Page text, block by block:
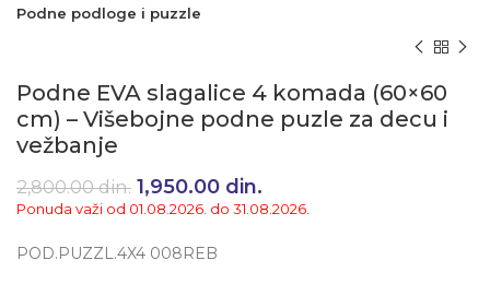
Podne podloge i puzzle
Podne EVA slagalice 4 komada (60×60
cm) – Višebojne podne puzle za decu i
vežbanje
2,800.00din. Originalna cena je bila:
2,800.00 din..
1,950.00 din.
1,950.00 din..
Ponuda važi od 01.08.2026. do 31.08.2026.
POD.PUZZL.4X4 008REB